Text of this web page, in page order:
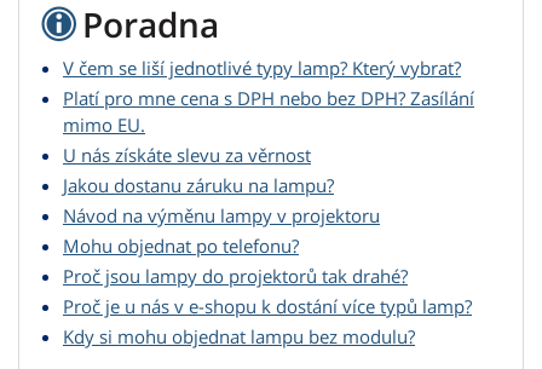
Poradna
V čem se liší jednotlivé typy lamp? Který vybrat?
Platí pro mne cena s DPH nebo bez DPH? Zasílání
mimo EU.
U nás získáte slevu za věrnost
Jakou dostanu záruku na lampu?
Návod na výměnu lampy v projektoru
Mohu objednat po telefonu?
Proč jsou lampy do projektorů tak drahé?
Proč je u nás v e-shopu k dostání více typů lamp?
Kdy si mohu objednat lampu bez modulu?